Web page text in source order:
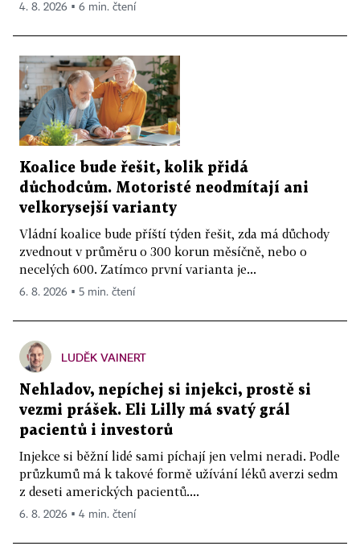
4. 8. 2026 ▪ 6 min. čtení
Koalice bude řešit, kolik přidá
důchodcům. Motoristé neodmítají ani
velkorysejší varianty
Vládní koalice bude příští týden řešit, zda má důchody
zvednout v průměru o 300 korun měsíčně, nebo o
necelých 600. Zatímco první varianta je...
6. 8. 2026 ▪ 5 min. čtení
LUDĚK VAINERT
Nehladov, nepíchej si injekci, prostě si
vezmi prášek. Eli Lilly má svatý grál
pacientů i investorů
Injekce si běžní lidé sami píchají jen velmi neradi. Podle
průzkumů má k takové formě užívání léků averzi sedm
z deseti amerických pacientů....
6. 8. 2026 ▪ 4 min. čtení